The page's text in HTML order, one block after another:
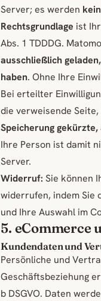
Server; es werden
Rechtsgrundlage ist
Abs. 1 TDDDG.
ausschließlich
haben. Ohne Ihre
Bei erteilter
die verweisende
Speicherung
Ihre Person ist damit
Server.
Widerruf: Sie können
widerrufen, indem Sie
und Ihre Auswahl im
5. eCommerce
Kundendaten und
Persönliche und
Geschäftsbeziehung
b DSGVO. Daten